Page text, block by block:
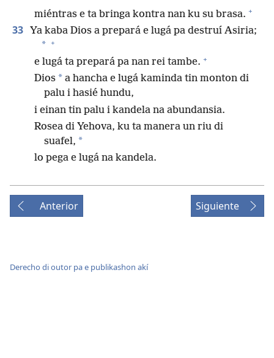
miéntras e ta bringa kontra nan ku su brasa. +
33 Ya kaba Dios a prepará e lugá pa destruí Asiria;
* +
e lugá ta prepará pa nan rei tambe. +
Dios * a hancha e lugá kaminda tin monton di
palu i hasié hundu,
i einan tin palu i kandela na abundansia.
Rosea di Yehova, ku ta manera un riu di
suafel, *
lo pega e lugá na kandela.
Anterior Siguiente
Derecho di outor pa e publikashon akí